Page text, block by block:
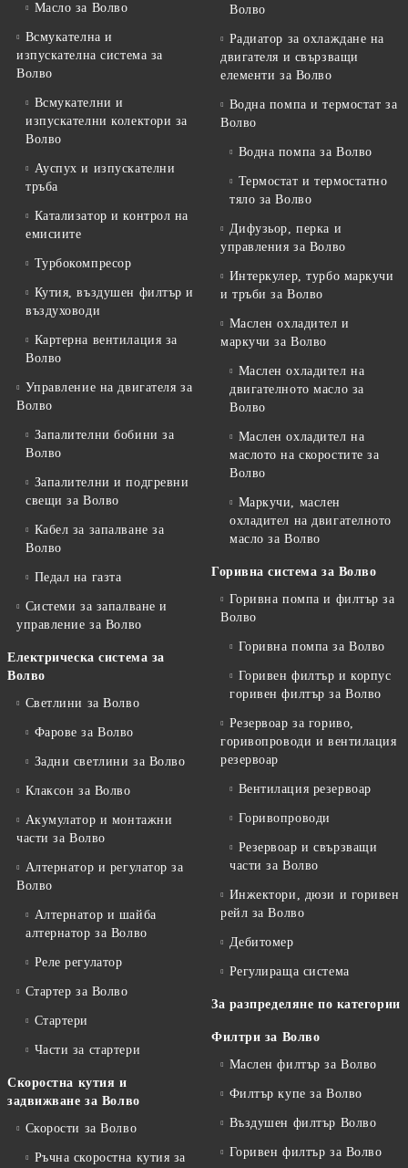
Масло за Волво
Всмукателна и
изпускателна система за
Волво
Всмукателни и
изпускателни колектори за
Волво
Ауспух и изпускателни
тръба
Катализатор и контрол на
емисиите
Турбокомпресор
Кутия, въздушен филтър и
въздуховоди
Картерна вентилация за
Волво
Управление на двигателя за
Волво
Запалителни бобини за
Волво
Запалителни и подгревни
свещи за Волво
Кабел за запалване за
Волво
Педал на газта
Системи за запалване и
управление за Волво
Електрическа система за
Волво
Светлини за Волво
Фарове за Волво
Задни светлини за Волво
Клаксон за Волво
Акумулатор и монтажни
части за Волво
Алтернатор и регулатор за
Волво
Алтернатор и шайба
алтернатор за Волво
Реле регулатор
Стартер за Волво
Стартери
Части за стартери
Скоростна кутия и
задвижване за Волво
Скорости за Волво
Ръчна скоростна кутия за
Волво
Радиатор за охлаждане на
двигателя и свързващи
елементи за Волво
Водна помпа и термостат за
Волво
Водна помпа за Волво
Термостат и термостатно
тяло за Волво
Дифузьор, перка и
управления за Волво
Интеркулер, турбо маркучи
и тръби за Волво
Маслен охладител и
маркучи за Волво
Маслен охладител на
двигателното масло за
Волво
Маслен охладител на
маслото на скоростите за
Волво
Маркучи, маслен
охладител на двигателното
масло за Волво
Горивна система за Волво
Горивна помпа и филтър за
Волво
Горивна помпа за Волво
Горивен филтър и корпус
горивен филтър за Волво
Резервоар за гориво,
горивопроводи и вентилация
резервоар
Вентилация резервоар
Горивопроводи
Резервоар и свързващи
части за Волво
Инжектори, дюзи и горивен
рейл за Волво
Дебитомер
Регулираща система
За разпределяне по категории
Филтри за Волво
Маслен филтър за Волво
Филтър купе за Волво
Въздушен филтър Волво
Горивен филтър за Волво